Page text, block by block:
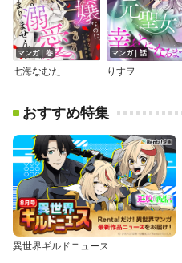
マンガ｜巻
七海なむた
マンガ｜話
りすヲ
おすすめ特集
異世界ギルドニュース